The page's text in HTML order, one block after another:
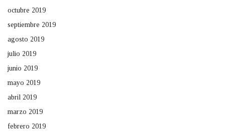
octubre 2019
septiembre 2019
agosto 2019
julio 2019
junio 2019
mayo 2019
abril 2019
marzo 2019
febrero 2019